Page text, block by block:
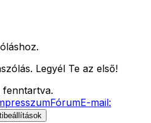
Legyél Te az első!
fenntartva.
FórumE-mail: